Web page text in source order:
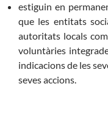
estiguin en
que les entitats
autoritats locals
voluntàries
indicacions de les
seves accions.